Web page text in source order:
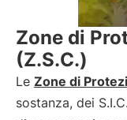
Zone di
(Z.S.C.)
Le Zone di
sostanza, dei